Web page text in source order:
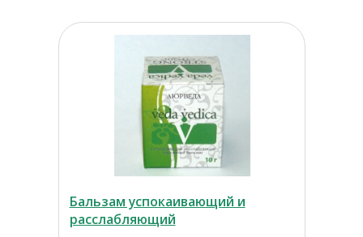
Бальзам успокаивающий и
расслабляющий